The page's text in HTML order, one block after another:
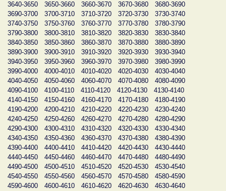
3640-3650
3650-3660 3660-3670 3670-3680
3680-3690
3690-3700
3700-3710 3710-3720 3720-3730
3730-3740
3740-3750
3750-3760 3760-3770 3770-3780
3780-3790
3790-3800
3800-3810 3810-3820 3820-3830
3830-3840
3840-3850
3850-3860 3860-3870 3870-3880
3880-3890
3890-3900
3900-3910 3910-3920 3920-3930
3930-3940
3940-3950
3950-3960 3960-3970 3970-3980
3980-3990
3990-4000
4000-4010 4010-4020 4020-4030
4030-4040
4040-4050
4050-4060 4060-4070 4070-4080
4080-4090
4090-4100
4100-4110 4110-4120 4120-4130
4130-4140
4140-4150
4150-4160 4160-4170 4170-4180
4180-4190
4190-4200
4200-4210 4210-4220 4220-4230
4230-4240
4240-4250
4250-4260 4260-4270 4270-4280
4280-4290
4290-4300
4300-4310 4310-4320 4320-4330
4330-4340
4340-4350
4350-4360 4360-4370 4370-4380
4380-4390
4390-4400
4400-4410 4410-4420 4420-4430
4430-4440
4440-4450
4450-4460 4460-4470 4470-4480
4480-4490
4490-4500
4500-4510 4510-4520 4520-4530
4530-4540
4540-4550
4550-4560 4560-4570 4570-4580
4580-4590
4590-4600
4600-4610 4610-4620 4620-4630
4630-4640